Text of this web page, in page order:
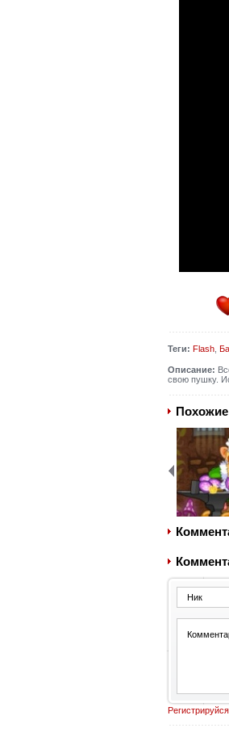
Теги: Flash,
Описание:
свою пушку.
Похожие
Регистрируйся